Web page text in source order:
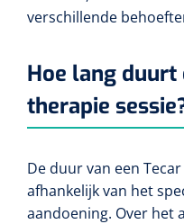
verschillende
Hoe lang duurt
therapie
De duur van een
afhankelijk van het
aandoening. Over het